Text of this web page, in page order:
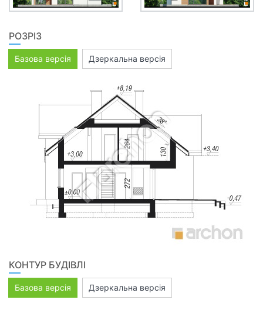
РОЗРІЗ
Базова версія Дзеркальна версія
КОНТУР БУДІВЛІ
Базова версія Дзеркальна версія